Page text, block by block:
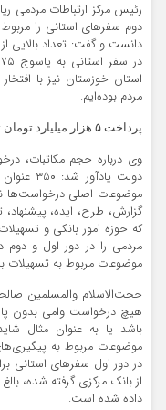
رئیس مرکز ارتباطات مردمی
دوم سفرهای استانی را
دانست و گفت: تعداد بالایی
مردم بوده‌ایم.
پرداخت ۵ هزار میلیارد تومان تسهیلات بانکی
وی درباره حجم مکاتبات،
دولت
موضوعات اصلی درخواست‌ها
گزارش، طرح، ایده،
مردمی را در دور اول و
موضوعات مربوط به تسهیلات
حجت‌الاسلام والمسلمین
هیچ درخواست وامی بدون
باشد یا به عنوان مثال
موضوعات مربوط به
در دور اول سفرهای استانی
داده شده است.